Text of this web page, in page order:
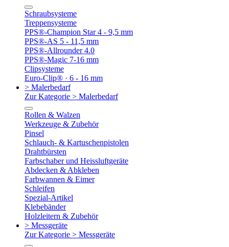
Schraubsysteme
Treppensysteme
PPS®-Champion Star 4 - 9,5 mm
PPS®-AS 5 - 11,5 mm
PPS®-Allrounder 4.0
PPS®-Magic 7-16 mm
Clipsysteme
Euro-Clip® · 6 - 16 mm
> Malerbedarf
Zur Kategorie > Malerbedarf
Rollen & Walzen
Werkzeuge & Zubehör
Pinsel
Schlauch- & Kartuschenpistolen
Drahtbürsten
Farbschaber und Heissluftgeräte
Abdecken & Abkleben
Farbwannen & Eimer
Schleifen
Spezial-Artikel
Klebebänder
Holzleitern & Zubehör
> Messgeräte
Zur Kategorie > Messgeräte